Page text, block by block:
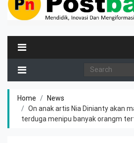
Home
News
On anak artis Nia Dinianty akan
terduga menipu banyak orangm